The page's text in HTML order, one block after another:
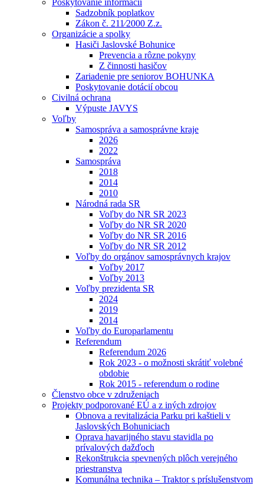
Poskytovanie informácií
Sadzobník poplatkov
Zákon č. 211⁄2000 Z.z.
Organizácie a spolky
Hasiči Jaslovské Bohunice
Prevencia a rôzne pokyny
Z činnosti hasičov
Zariadenie pre seniorov BOHUNKA
Poskytovanie dotácií obcou
Civilná ochrana
Výpuste JAVYS
Voľby
Samospráva a samosprávne kraje
2026
2022
Samospráva
2018
2014
2010
Národná rada SR
Voľby do NR SR 2023
Voľby do NR SR 2020
Voľby do NR SR 2016
Voľby do NR SR 2012
Voľby do orgánov samosprávnych krajov
Voľby 2017
Voľby 2013
Voľby prezidenta SR
2024
2019
2014
Voľby do Europarlamentu
Referendum
Referendum 2026
Rok 2023 - o možnosti skrátiť volebné
obdobie
Rok 2015 - referendum o rodine
Členstvo obce v združeniach
Projekty podporované EÚ a z iných zdrojov
Obnova a revitalizácia Parku pri kaštieli v
Jaslovských Bohuniciach
Oprava havarijného stavu stavidla po
prívalových dažďoch
Rekonštrukcia spevnených plôch verejného
priestranstva
Komunálna technika – Traktor s príslušenstvom